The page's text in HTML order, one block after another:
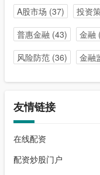
A股市场 (37) 投资
普惠金融 (43) 金融
风险防范(36) 金融
友情链接
在线配资
配资炒股门户